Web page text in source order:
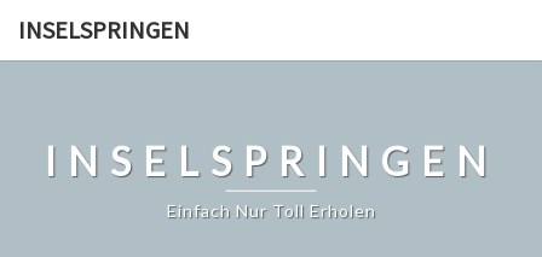
INSELSPRINGEN
INSELSPRINGEN
Einfach Nur Toll Erholen